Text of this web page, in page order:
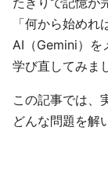
「何から始め
AI（Gemini）を
学び直してみま
この記事では、
どんな問題を解